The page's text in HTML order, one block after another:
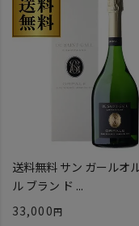
送料無料 サン ガールオ
ル ブラン ド ...
33,000